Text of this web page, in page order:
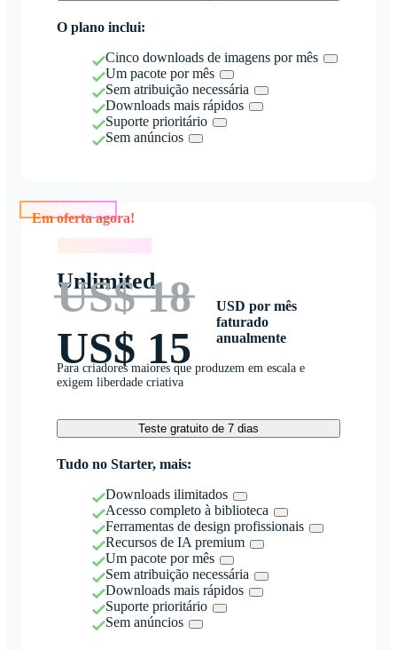
O plano inclui:
Cinco downloads de imagens por mês
Um pacote por mês
Sem atribuição necessária
Downloads mais rápidos
Suporte prioritário
Sem anúncios
Unlimited
US$ 18
US$ 15
USD por mês
faturado
anualmente
Para criadores maiores que produzem em escala e
exigem liberdade criativa
Teste gratuito de 7 dias
Tudo no Starter, mais:
Downloads ilimitados
Acesso completo à biblioteca
Ferramentas de design profissionais
Recursos de IA premium
Um pacote por mês
Sem atribuição necessária
Downloads mais rápidos
Suporte prioritário
Sem anúncios